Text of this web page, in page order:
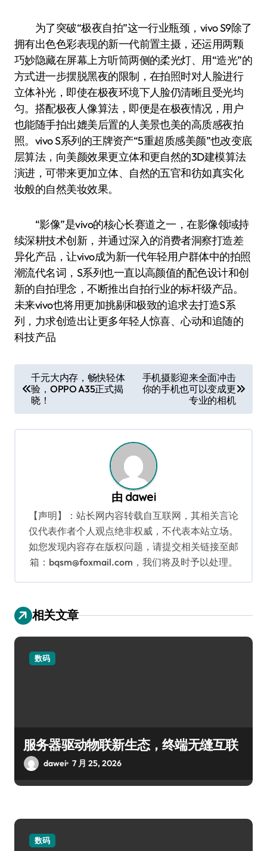
为了突破“极夜自拍”这一行业瓶颈，vivo S9除了
拥有出色色彩表现的新一代前置主摄，还运用两颗
巧妙隐藏在屏幕上方听筒两侧的柔光灯、用“造光”的
方式进一步摆脱黑夜的限制，在拍照时对人脸进行
立体补光，即使在极夜环境下人脸仍清晰且受光均
匀。搭配极夜人像算法，即便是在极夜情况，用户
也能随手拍出媲美后置的人美景也美的高质感夜拍
照。vivo S系列的王牌资产“5重超质感美颜”也改变底
层算法，向美颜效果更立体和更自然的3D建模算法
演进，可带来更加立体、自然的五官和彷如真实化
妆般的自然美妆效果。
“影像”是vivo的核心长赛道之一，在影像领域持
续深耕技术创新，并通过深入的消费者洞察打造差
异化产品，让vivo成为新一代年轻用户群体中的拍照
潮流代名词，S系列也一直以高颜值的配色设计和创
新的自拍理念，不断推出自拍行业的标杆级产品。
未来vivo也将用更加挑剔和极致的追求去打造S系
列，力求创造出让更多年轻人惊喜、心动和追随的
科技产品
章
导
航
千元大内存，畅快轻体
验，OPPO A35正式揭
晓！
手机摄影迎来全面冲击
你的手机也可以变成更
专业的相机
由 dawei
【声明】：站长网内容转载自互联网，其相关言论
仅代表作者个人观点绝非权威，不代表本站立场。
如您发现内容存在版权问题，请提交相关链接至邮
箱：bqsm@foxmail.com，我们将及时予以处理。
相关文章
数码
服务器驱动物联新生态，终端无缝互联
dawei 7 月 25, 2026
数码